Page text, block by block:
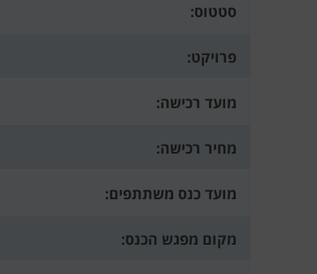
סטטוס:
פרויקט:
מועד רכישה:
מחיר רכישה:
מועד כנס משתתפים:
מקום מפגש הכנס: